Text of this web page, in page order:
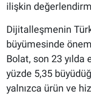
ilişkin
Dijitalleşmenin
büyümesinde
Bolat, son 23 yılda
yüzde 5,35
yalnızca ürün ve